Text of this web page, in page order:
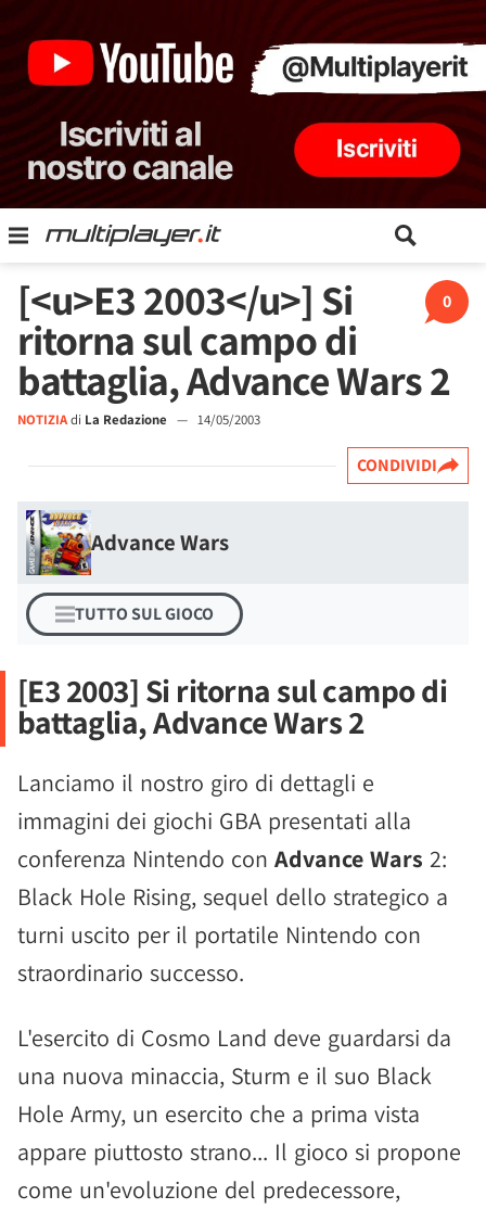
0
[<u>E3 2003</u>] Si
ritorna sul campo di
battaglia, Advance Wars 2
NOTIZIAdi La Redazione — 14/05/2003
CONDIVIDI
Advance Wars
TUTTO SUL GIOCO
[E3 2003] Si ritorna sul campo di
battaglia, Advance Wars 2
Lanciamo il nostro giro di dettagli e
immagini dei giochi GBA presentati alla
conferenza Nintendo con Advance Wars 2:
Black Hole Rising, sequel dello strategico a
turni uscito per il portatile Nintendo con
straordinario successo.
L'esercito di Cosmo Land deve guardarsi da
una nuova minaccia, Sturm e il suo Black
Hole Army, un esercito che a prima vista
appare piuttosto strano... Il gioco si propone
come un'evoluzione del predecessore,